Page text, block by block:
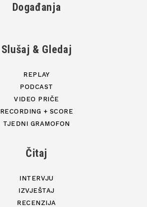
Događanja
Slušaj & Gledaj
REPLAY
PODCAST
VIDEO PRIČE
RECORDING + SCORE
TJEDNI GRAMOFON
Čitaj
INTERVJU
IZVJEŠTAJ
RECENZIJA